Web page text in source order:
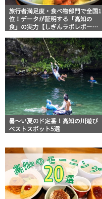
旅行者満足度・食べ物部門で全国1
位！データが証明する「高知の
食」の実力【しぎんラボレポー
暑～い夏のド定番！高知の川遊び
ベストスポット5選